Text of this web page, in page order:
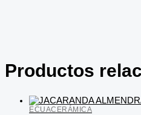
Productos
ECUACERÁMICA